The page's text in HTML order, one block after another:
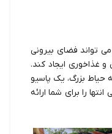
تواند فضای بیرونی
و غذاخوری ایجاد کند.
بزرگ، یک پاسیو
را برای شما ارائه